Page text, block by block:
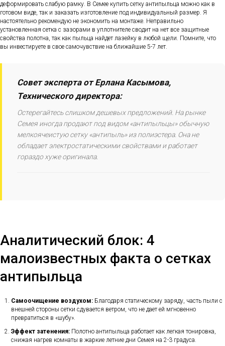
деформировать слабую рамку. В Семее купить сетку антипыльца можно как в
готовом виде, так и заказать изготовление под индивидуальный размер. Я
настоятельно рекомендую не экономить на монтаже. Неправильно
установленная сетка с зазорами в уплотнителе сводит на нет все защитные
свойства полотна, так как пыльца найдет лазейку в любой щели. Помните, что
вы инвестируете в свое самочувствие на ближайшие 5-7 лет.
Совет эксперта от Ерлана Касымова,
Технического директора:
Остерегайтесь слишком дешевых предложений. На рынке
Семея иногда продают под видом «антипыльцы» обычную
мелкоячеистую сетку «антипыль» из полиэстера. Она не
обладает электростатическими свойствами и работает
гораздо хуже оригинала.
Аналитический блок: 4
малоизвестных факта о сетках
антипыльца
Самоочищение воздухом: Благодаря статическому заряду, часть пыли с
внешней стороны сетки сдувается ветром, что не дает ей мгновенно
превратиться в «шубу».
Эффект затенения: Полотно антипыльца работает как легкая тонировка,
снижая нагрев комнаты в жаркие летние дни Семея на 2-3 градуса.